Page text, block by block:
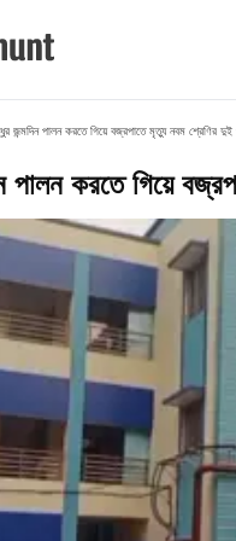
জন্মদিন পালন করতে গিয়ে বজ্রপাতে মৃত্যু নবম শ্রেণির দুই
পালন করতে গিয়ে